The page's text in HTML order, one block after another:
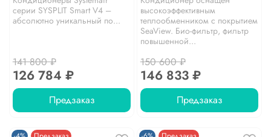
серии SYSPLIT Smart V4 –
абсолютно уникальный по...
141 800 ₽
126 784 ₽
Предзаказ
высокоэффективным
теплообменником с покрытием
SeaView. Био-фильтр, фильтр
повышенной...
150 600 ₽
146 833 ₽
Предзаказ